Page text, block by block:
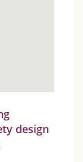
design